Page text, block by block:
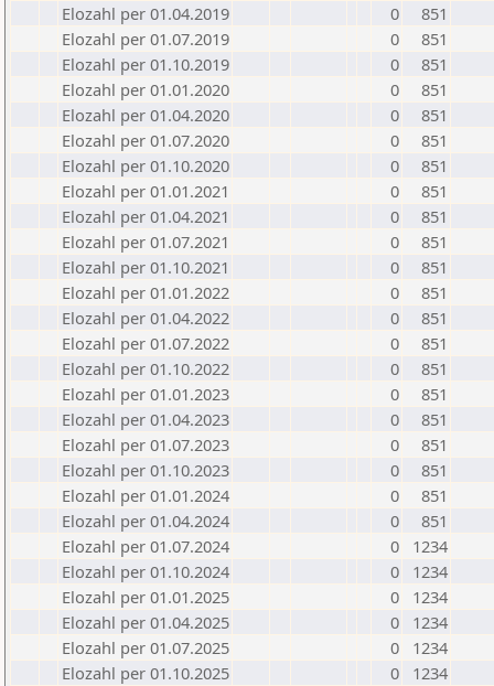
Elozahl per 01.04.2019
0
851
Elozahl per 01.07.2019
0
851
Elozahl per 01.10.2019
0
851
Elozahl per 01.01.2020
0
851
Elozahl per 01.04.2020
0
851
Elozahl per 01.07.2020
0
851
Elozahl per 01.10.2020
0
851
Elozahl per 01.01.2021
0
851
Elozahl per 01.04.2021
0
851
Elozahl per 01.07.2021
0
851
Elozahl per 01.10.2021
0
851
Elozahl per 01.01.2022
0
851
Elozahl per 01.04.2022
0
851
Elozahl per 01.07.2022
0
851
Elozahl per 01.10.2022
0
851
Elozahl per 01.01.2023
0
851
Elozahl per 01.04.2023
0
851
Elozahl per 01.07.2023
0
851
Elozahl per 01.10.2023
0
851
Elozahl per 01.01.2024
0
851
Elozahl per 01.04.2024
0
851
Elozahl per 01.07.2024
0
1234
Elozahl per 01.10.2024
0
1234
Elozahl per 01.01.2025
0
1234
Elozahl per 01.04.2025
0
1234
Elozahl per 01.07.2025
0
1234
Elozahl per 01.10.2025
0
1234